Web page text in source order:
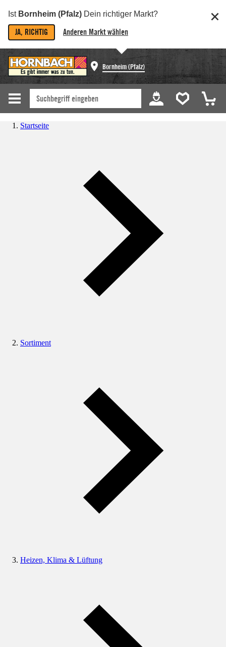
Ist Bornheim (Pfalz) Dein richtiger Markt?
JA, RICHTIG Anderen Markt wählen
Bornheim (Pfalz)
Startseite
Sortiment
Heizen, Klima & Lüftung